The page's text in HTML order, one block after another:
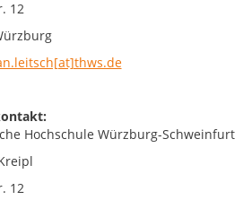
12
Hochschule Würzburg-Schweinfurt
12